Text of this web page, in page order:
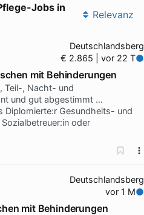
Jobs in
Relevanz
Deutschlandsberg
€ 2.865 | vor 22 T
mit Behinderungen
Teil-, Nacht- und
und gut abgestimmt …
Diplomierte:r Gesundheits- und
oder
Deutschlandsberg
vor 1 M
mit Behinderungen